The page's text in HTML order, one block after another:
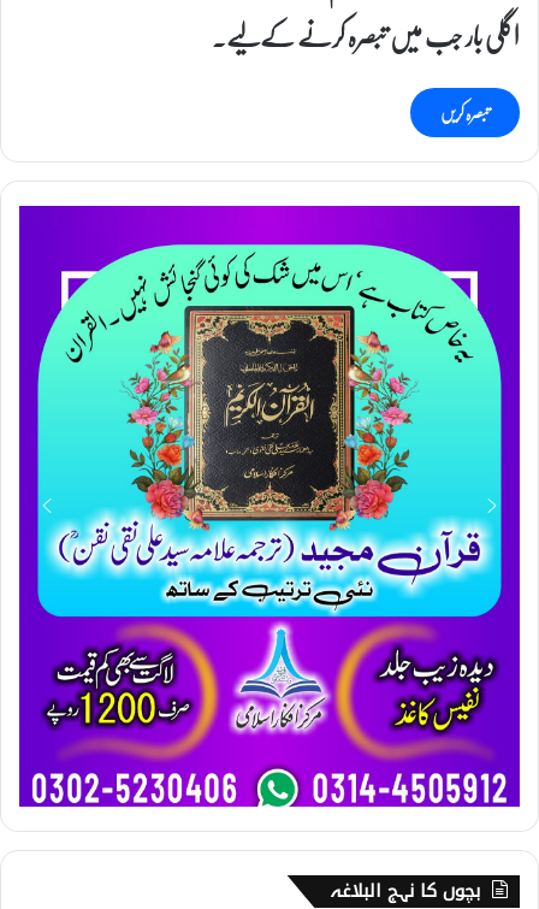
اگلی بار جب میں تبصرہ کرنے کےلیے۔
بچوں کا نہج البلاغہ